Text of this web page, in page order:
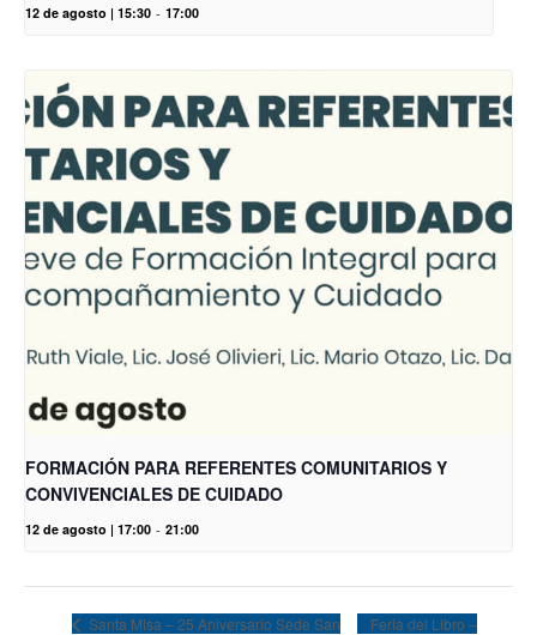
12 de agosto | 15:30 - 17:00
FORMACIÓN PARA REFERENTES COMUNITARIOS Y
CONVIVENCIALES DE CUIDADO
12 de agosto | 17:00 - 21:00
Santa Misa – 25 Aniversario Sede San
Feria del Libro –